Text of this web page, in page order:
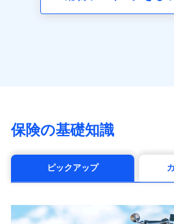
（https://www.axa.co.jp/）
第一ネオ生命保険株式会社
（https://neofirst.co.jp/）
life.co.jp）
太陽生命保険株式会社（https://
（https://www.zurichlife.co.jp/）
保険の基礎知識
ピックアップ